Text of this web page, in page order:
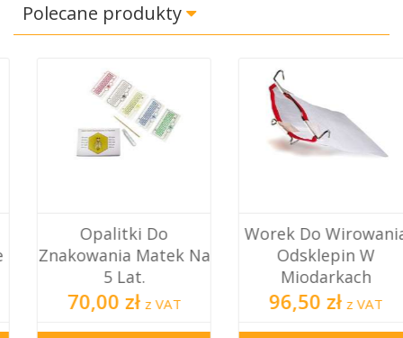
Polecane produkty
Opalitki Do
Znakowania Matek Na
5 Lat.
70,00 zł z VAT
Worek Do Wirowania
Odsklepin W
Miodarkach
96,50 zł z VAT